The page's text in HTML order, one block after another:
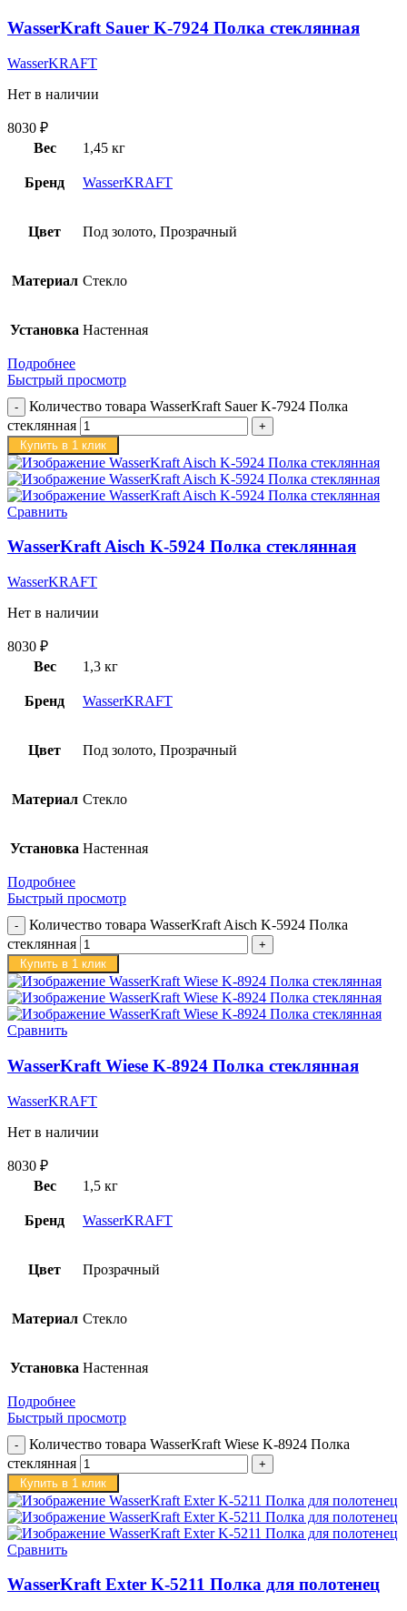
WasserKraft Sauer K-7924 Полка стеклянная
WasserKRAFT
Нет в наличии
8030 ₽
Вес
1,45 кг
Бренд WasserKRAFT
Цвет Под золото, Прозрачный
Материал Стекло
Установка Настенная
Подробнее
Быстрый просмотр
Количество товара WasserKraft Sauer K-7924 Полка
стеклянная
Купить в 1 клик
Сравнить
WasserKraft Aisch K-5924 Полка стеклянная
WasserKRAFT
Нет в наличии
8030 ₽
Вес
1,3 кг
Бренд WasserKRAFT
Цвет Под золото, Прозрачный
Материал Стекло
Установка Настенная
Подробнее
Быстрый просмотр
Количество товара WasserKraft Aisch K-5924 Полка
стеклянная
Купить в 1 клик
Сравнить
WasserKraft Wiese K-8924 Полка стеклянная
WasserKRAFT
Нет в наличии
8030 ₽
Вес
1,5 кг
Бренд WasserKRAFT
Цвет Прозрачный
Материал Стекло
Установка Настенная
Подробнее
Быстрый просмотр
Количество товара WasserKraft Wiese K-8924 Полка
стеклянная
Купить в 1 клик
Сравнить
WasserKraft Exter K-5211 Полка для полотенец